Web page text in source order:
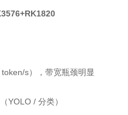
s），带宽瓶颈明显
YOLO / 分类）